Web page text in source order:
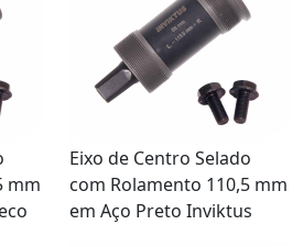
mm
Eixo de Centro Selado
com Rolamento 110,5 mm
em Aço Preto Inviktus